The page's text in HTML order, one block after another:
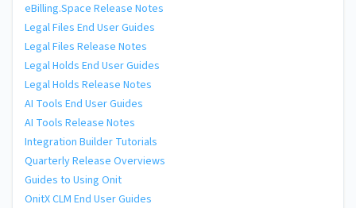
eBilling.Space Release Notes
Legal Files End User Guides
Legal Files Release Notes
Legal Holds End User Guides
Legal Holds Release Notes
AI Tools End User Guides
AI Tools Release Notes
Integration Builder Tutorials
Quarterly Release Overviews
Guides to Using Onit
OnitX CLM End User Guides